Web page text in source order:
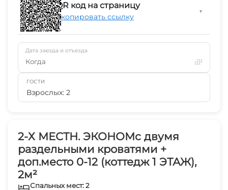
2-Х МЕСТН. ЭКОНОМс двумя
раздельными кроватями +
доп.место 0-12 (коттедж 1 ЭТАЖ),
2м²
Спальных мест: 2
QR код на страницу
Скопировать ссылку
▼
Дата заезда и отъезда
Когда
ГОСТИ
Взрослых: 2